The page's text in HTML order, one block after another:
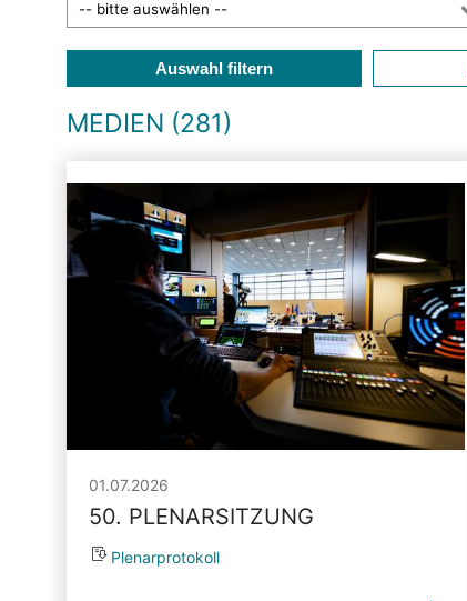
Auswahl filtern
MEDIEN (281)
01.07.2026
50. PLENARSITZUNG
Plenarprotokoll